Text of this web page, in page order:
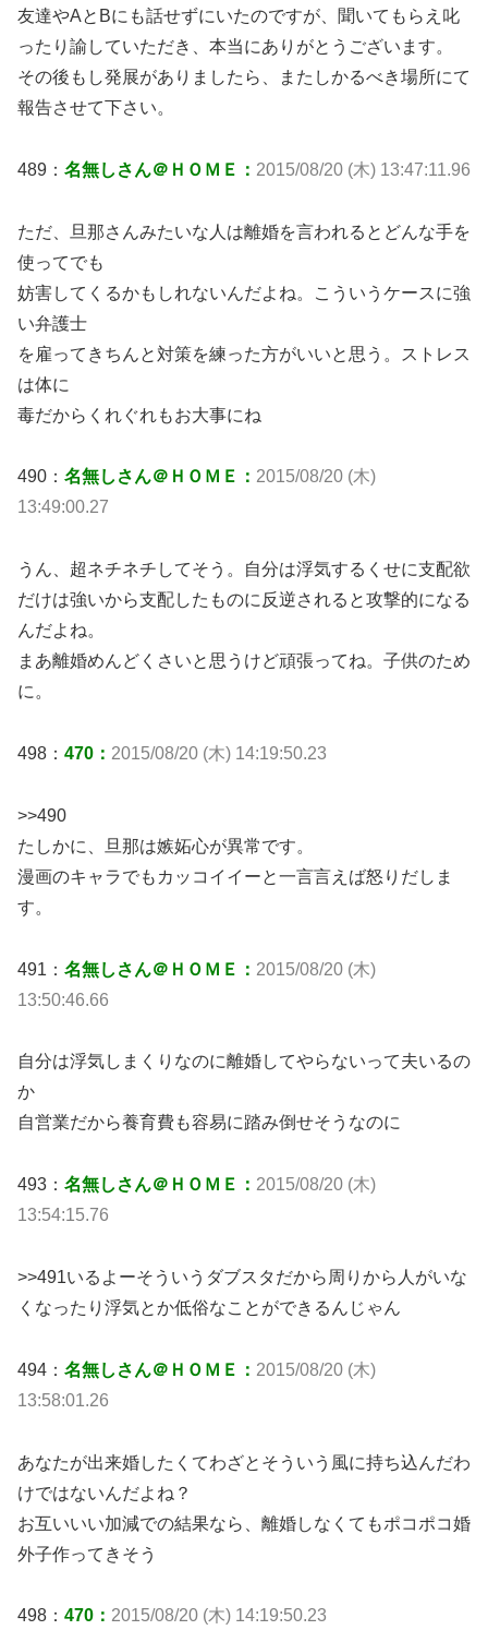
友達やAとBにも話せずにいたのですが、聞いてもらえ叱
ったり諭していただき、本当にありがとうございます。
その後もし発展がありましたら、またしかるべき場所にて
報告させて下さい。
489： 名無しさん＠ＨＯＭＥ： 2015/08/20 (木) 13:47:11.96
ただ、旦那さんみたいな人は離婚を言われるとどんな手を
使ってでも
妨害してくるかもしれないんだよね。こういうケースに強
い弁護士
を雇ってきちんと対策を練った方がいいと思う。ストレス
は体に
毒だからくれぐれもお大事にね
490： 名無しさん＠ＨＯＭＥ： 2015/08/20 (木)
13:49:00.27
うん、超ネチネチしてそう。自分は浮気するくせに支配欲
だけは強いから支配したものに反逆されると攻撃的になる
んだよね。
まあ離婚めんどくさいと思うけど頑張ってね。子供のため
に。
498： 470： 2015/08/20 (木) 14:19:50.23
>>490
たしかに、旦那は嫉妬心が異常です。
漫画のキャラでもカッコイイーと一言言えば怒りだしま
す。
491： 名無しさん＠ＨＯＭＥ： 2015/08/20 (木)
13:50:46.66
自分は浮気しまくりなのに離婚してやらないって夫いるの
か
自営業だから養育費も容易に踏み倒せそうなのに
493： 名無しさん＠ＨＯＭＥ： 2015/08/20 (木)
13:54:15.76
>>491いるよーそういうダブスタだから周りから人がいな
くなったり浮気とか低俗なことができるんじゃん
494： 名無しさん＠ＨＯＭＥ： 2015/08/20 (木)
13:58:01.26
あなたが出来婚したくてわざとそういう風に持ち込んだわ
けではないんだよね？
お互いいい加減での結果なら、離婚しなくてもポコポコ婚
外子作ってきそう
498： 470： 2015/08/20 (木) 14:19:50.23